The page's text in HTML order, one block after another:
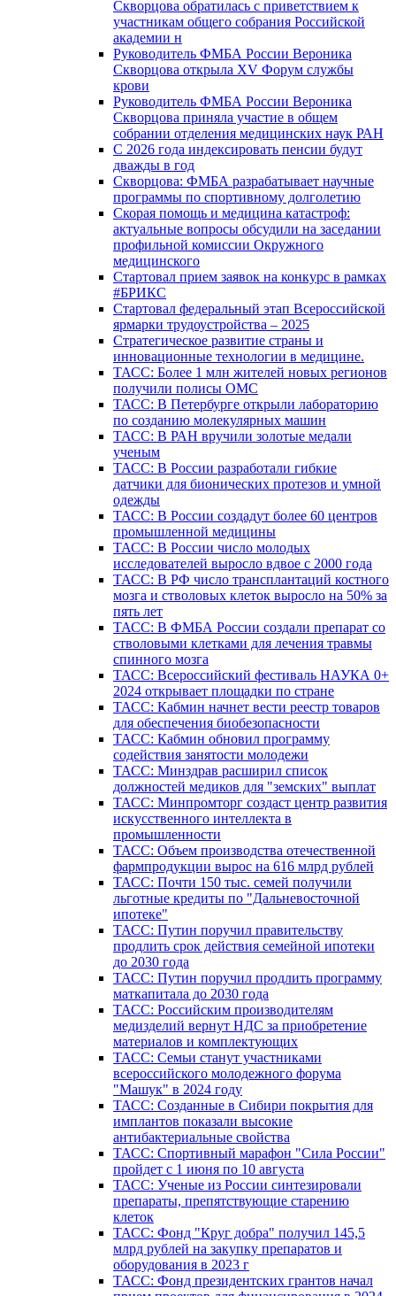
Скворцова обратилась с приветствием к
участникам общего собрания Российской
академии н
Руководитель ФМБА России Вероника
Скворцова открыла XV Форум службы
крови
Руководитель ФМБА России Вероника
Скворцова приняла участие в общем
собрании отделения медицинских наук РАН
С 2026 года индексировать пенсии будут
дважды в год
Скворцова: ФМБА разрабатывает научные
программы по спортивному долголетию
Скорая помощь и медицина катастроф:
актуальные вопросы обсудили на заседании
профильной комиссии Окружного
медицинского
Стартовал прием заявок на конкурс в рамках
#БРИКС
Стартовал федеральный этап Всероссийской
ярмарки трудоустройства – 2025
Стратегическое развитие страны и
инновационные технологии в медицине.
ТАСС: Более 1 млн жителей новых регионов
получили полисы ОМС
ТАСС: В Петербурге открыли лабораторию
по созданию молекулярных машин
ТАСС: В РАН вручили золотые медали
ученым
ТАСС: В России разработали гибкие
датчики для бионических протезов и умной
одежды
ТАСС: В России создадут более 60 центров
промышленной медицины
ТАСС: В России число молодых
исследователей выросло вдвое с 2000 года
ТАСС: В РФ число трансплантаций костного
мозга и стволовых клеток выросло на 50% за
пять лет
ТАСС: В ФМБА России создали препарат со
стволовыми клетками для лечения травмы
спинного мозга
ТАСС: Всероссийский фестиваль НАУКА 0+
2024 открывает площадки по стране
ТАСС: Кабмин начнет вести реестр товаров
для обеспечения биобезопасности
ТАСС: Кабмин обновил программу
содействия занятости молодежи
ТАСС: Минздрав расширил список
должностей медиков для "земских" выплат
ТАСС: Минпромторг создаст центр развития
искусственного интеллекта в
промышленности
ТАСС: Объем производства отечественной
фармпродукции вырос на 616 млрд рублей
ТАСС: Почти 150 тыс. семей получили
льготные кредиты по "Дальневосточной
ипотеке"
ТАСС: Путин поручил правительству
продлить срок действия семейной ипотеки
до 2030 года
ТАСС: Путин поручил продлить программу
маткапитала до 2030 года
ТАСС: Российским производителям
медизделий вернут НДС за приобретение
материалов и комплектующих
ТАСС: Семьи станут участниками
всероссийского молодежного форума
"Машук" в 2024 году
ТАСС: Созданные в Сибири покрытия для
имплантов показали высокие
антибактериальные свойства
ТАСС: Спортивный марафон "Сила России"
пройдет с 1 июня по 10 августа
ТАСС: Ученые из России синтезировали
препараты, препятствующие старению
клеток
ТАСС: Фонд "Круг добра" получил 145,5
млрд рублей на закупку препаратов и
оборудования в 2023 г
ТАСС: Фонд президентских грантов начал